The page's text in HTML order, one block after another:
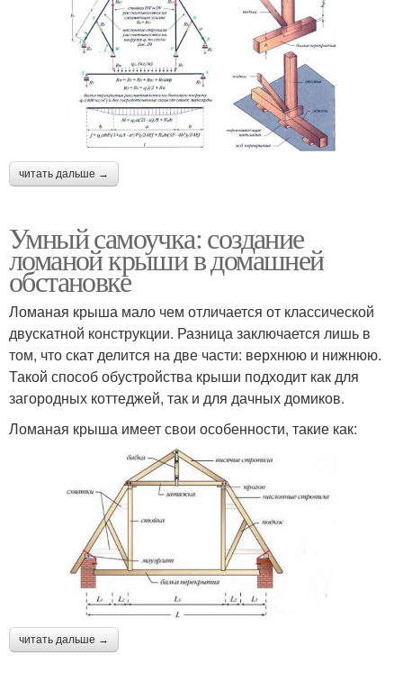
читать дальше →
Умный самоучка: создание
ломаной крыши в домашней
обстановке
Ломаная крыша мало чем отличается от классической
двускатной конструкции. Разница заключается лишь в
том, что скат делится на две части: верхнюю и нижнюю.
Такой способ обустройства крыши подходит как для
загородных коттеджей, так и для дачных домиков.
Ломаная крыша имеет свои особенности, такие как:
читать дальше →